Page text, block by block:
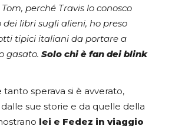
perché Travis lo conosco
dei libri sugli alieni, ho preso
tipici italiani da portare a
gasato. Solo chi è fan dei blink
sperava si è avverato,
sue storie e da quelle della
lei e Fedez in viaggio